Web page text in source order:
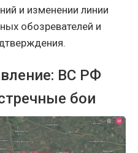
и изменении линии
обозревателей и
ВС РФ
бои